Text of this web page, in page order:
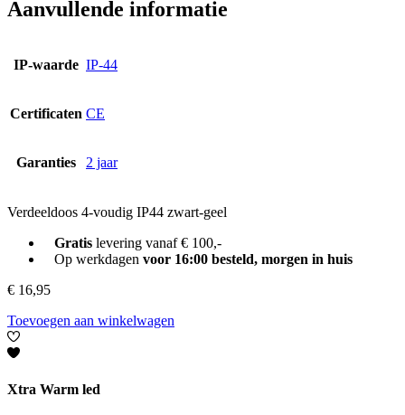
Aanvullende informatie
IP-waarde IP-44
Certificaten CE
Garanties 2 jaar
Verdeeldoos 4-voudig IP44 zwart-geel
Gratislevering vanaf € 100,-
Op werkdagen voor 16:00 besteld, morgen in huis
€ 16,95
Toevoegen aan winkelwagen
Xtra Warm led